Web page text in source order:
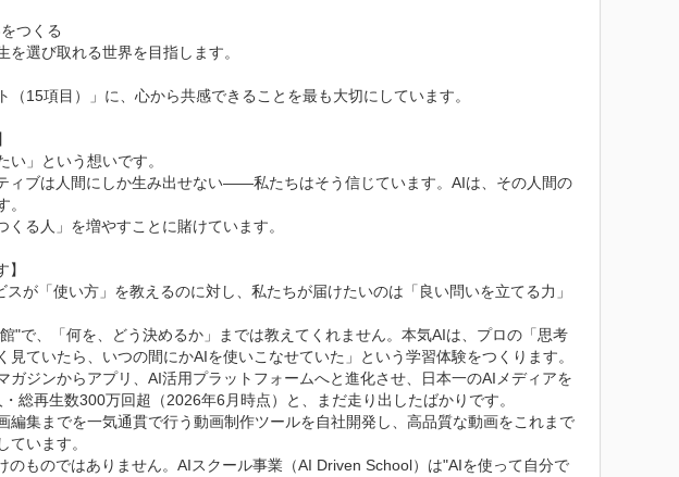
つくる
選び取れる世界を目指します。
15項目）」に、心から共感できることを最も大切にしています。
」という想いです。
ィブは人間にしか生み出せない——私たちはそう信じています。AIは、その人間の
る人」を増やすことに賭けています。
が「使い方」を教えるのに対し、私たちが届けたいのは「良い問いを立てる力」
"で、「何を、どう決めるか」までは教えてくれません。本気AIは、プロの「思考
ていたら、いつの間にかAIを使いこなせていた」という学習体験をつくります。
ジンからアプリ、AI活用プラットフォームへと進化させ、日本一のAIメディアを
総再生数300万回超（2026年6月時点）と、まだ走り出したばかりです。
集までを一気通貫で行う動画制作ツールを自社開発し、高品質な動画をこれまで
います。
のものではありません。AIスクール事業（AI Driven School）は"AIを使って自分で